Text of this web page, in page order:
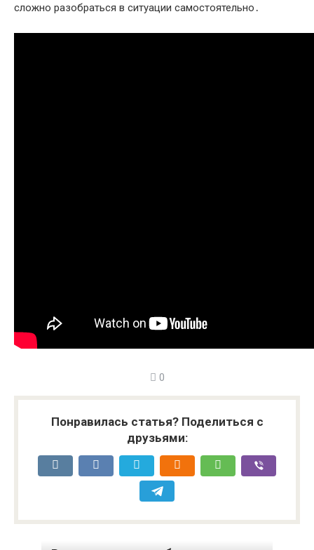
сложно разобраться в ситуации самостоятельно․
0
Понравилась статья? Поделиться с
друзьями: